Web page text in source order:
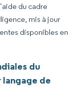
du cadre
mis à jour
disponibles en
du
de